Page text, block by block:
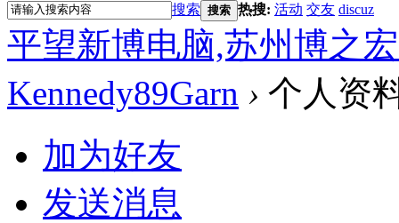
搜索 搜索 热搜: 活动 交友 discuz
平望新博电脑,苏州博之
Kennedy89Garn › 个人资
加为好友
发送消息